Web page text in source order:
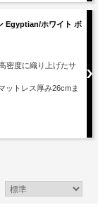
Egyptian/ホワイト ボ
密度に織り上げたサ
ットレス厚み26cmま